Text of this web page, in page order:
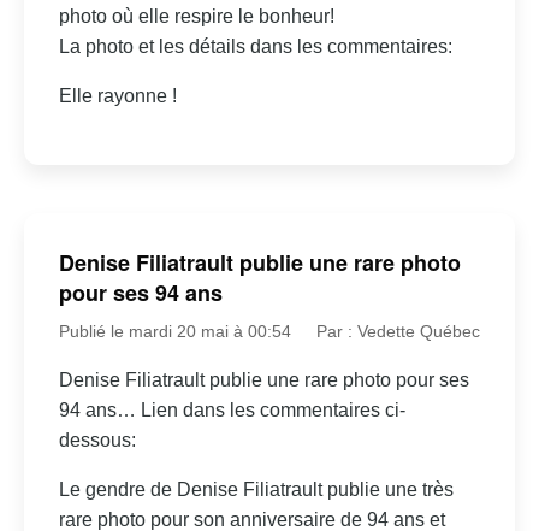
photo où elle respire le bonheur!
La photo et les détails dans les commentaires:
Elle rayonne !
Denise Filiatrault publie une rare photo
pour ses 94 ans
Publié le mardi 20 mai à 00:54 Par : Vedette Québec
Denise Filiatrault publie une rare photo pour ses
94 ans… Lien dans les commentaires ci-
dessous:
Le gendre de Denise Filiatrault publie une très
rare photo pour son anniversaire de 94 ans et